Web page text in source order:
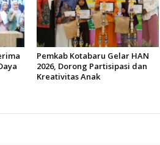
Pemkab Kotabaru Gelar HAN
2026, Dorong Partisipasi dan
Kreativitas Anak